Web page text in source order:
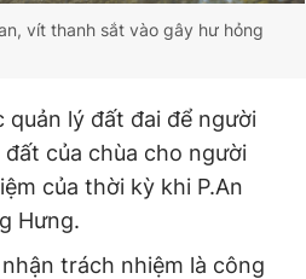
vít thanh sắt vào gây hư hỏng
quản lý đất đai để người
của chùa cho người
của thời kỳ khi P.An
Hưng.
trách nhiệm là công